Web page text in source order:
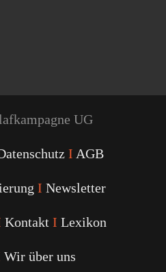
UG
I AGB
I Newsletter
Kontakt I Lexikon
Wir über uns